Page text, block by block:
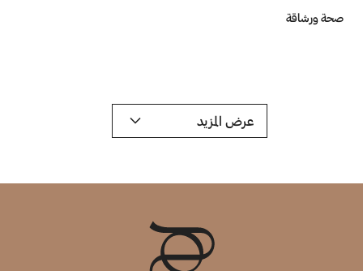
صحة ورشاقة
عرض المزيد